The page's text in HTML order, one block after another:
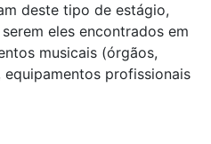
deste tipo de estágio,
eles encontrados em
musicais (órgãos,
profissionais